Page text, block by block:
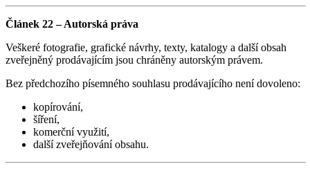
Článek 22 – Autorská práva
Veškeré fotografie, grafické návrhy, texty, katalogy a další obsah
zveřejněný prodávajícím jsou chráněny autorským právem.
Bez předchozího písemného souhlasu prodávajícího není dovoleno:
kopírování,
šíření,
komerční využití,
další zveřejňování obsahu.